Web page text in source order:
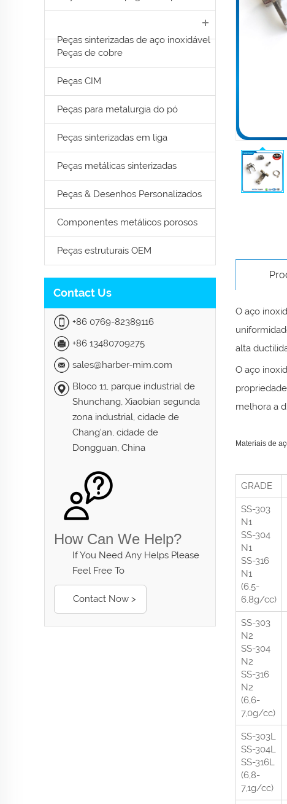
Peças sinterizadas de aço inoxidável
Peças de cobre
Peças CIM
Peças para metalurgia do pó
Peças sinterizadas em liga
Peças metálicas sinterizadas
Peças & Desenhos Personalizados
Componentes metálicos porosos
Peças estruturais OEM
Contact Us
+86 0769-82389116
+86 13480709275
sales@harber-mim.com
Bloco 11, parque industrial de
Shunchang, Xiaobian segunda
zona industrial, cidade de
Chang'an, cidade de
Dongguan, China
How Can We Help?
If You Need Any Helps Please
Feel Free To
Contact Now >
O aço
alta
O aço
melhora a
Materiais de
GRADE
SS-303
N1
SS-304
N1
SS-316
N1
(6,5-
6,8g/cc)
SS-303
N2
SS-304
N2
SS-316
N2
(6,6-
7,0g/cc)
SS-303L
SS-304L
SS-316L
(6,8-
7,1g/cc)